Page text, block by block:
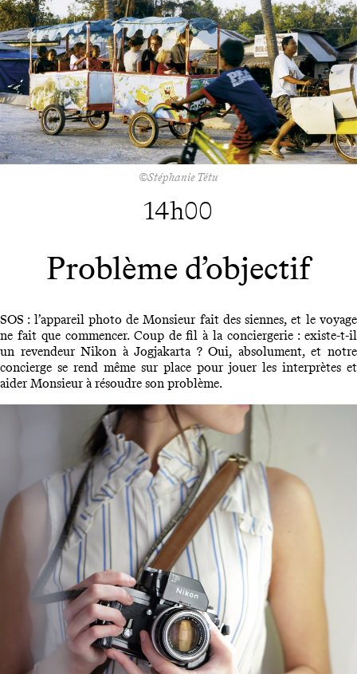
©Stéphanie Tétu
14h00
Problème d’objectif
SOS : l’appareil photo de Monsieur fait des siennes, et le voyage
ne fait que commencer. Coup de fil à la conciergerie : existe-t-il
un revendeur Nikon à Jogjakarta ? Oui, absolument, et notre
concierge se rend même sur place pour jouer les interprètes et
aider Monsieur à résoudre son problème.